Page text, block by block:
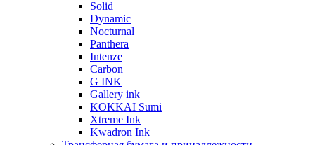
Solid
Dynamic
Nocturnal
Panthera
Intenze
Carbon
G INK
Gallery ink
KOKKAI Sumi
Xtreme Ink
Kwadron Ink